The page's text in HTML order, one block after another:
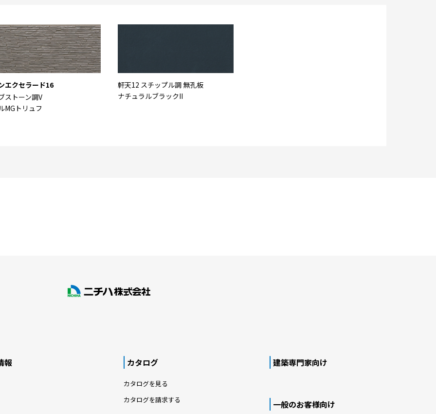
エクセラード16
ストーン調V
MGトリュフ
軒天12 スチップル調 無孔板
ナチュラルブラックII
報 カタログ
カタログを見る
カタログを請求する
建築専門家向け
一般のお客様向け